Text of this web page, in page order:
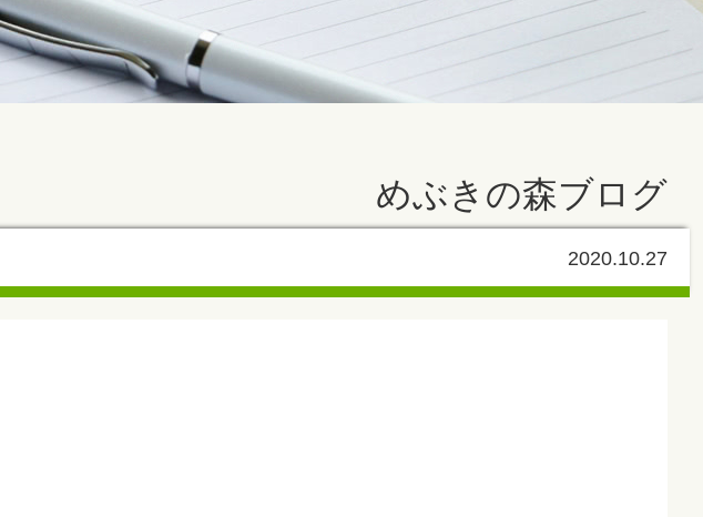
めぶきの森ブログ
2020.10.27